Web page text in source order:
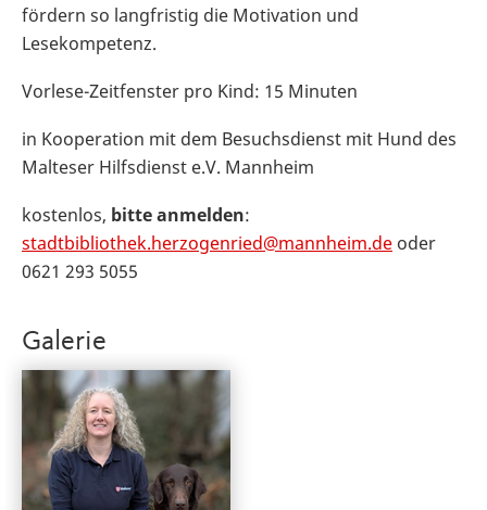
fördern so langfristig die Motivation und
Lesekompetenz.
Vorlese-Zeitfenster pro Kind: 15 Minuten
in Kooperation mit dem Besuchsdienst mit Hund des
Malteser Hilfsdienst e.V. Mannheim
kostenlos, bitte anmelden:
stadtbibliothek.herzogenried@mannheim.de oder
0621 293 5055
Galerie